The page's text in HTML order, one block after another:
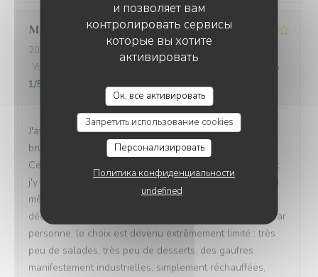
и позволяет вам
контролировать сервисы
которые вы хотите
активировать
Ок, все активировать
Запретить использование cookies
Персонализировать
Политика конфиденциальности
undefined
Marine
2026-07-26
- 12:00 - гости 4
Услуги
Меню Цена / качество :
1/5
J'avais l'habitude de venir dans ce restaurant pour le
brunch et j'en gardais toujours un excellent souvenir.
Cela faisait un moment que je n'y étais pas retournée et
j'y suis revenue avec plaisir, convaincue d'y retrouver la
même qualité. Malheureusement, cette fois-ci, la
déception a été totale. Pour un brunch à plus de 30 € par
personne, le choix est devenu extrêmement limité : très
peu de salades, très peu de desserts, des gaufres
manifestement industrielles, simplement réchauffées,